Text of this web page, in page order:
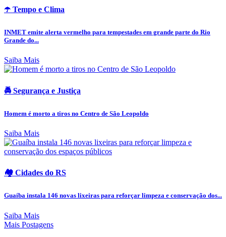
☂️ Tempo e Clima
INMET emite alerta vermelho para tempestades em grande parte do Rio
Grande do...
Saiba Mais
🚔 Segurança e Justiça
Homem é morto a tiros no Centro de São Leopoldo
Saiba Mais
🏘️ Cidades do RS
Guaíba instala 146 novas lixeiras para reforçar limpeza e conservação dos...
Saiba Mais
Mais Postagens